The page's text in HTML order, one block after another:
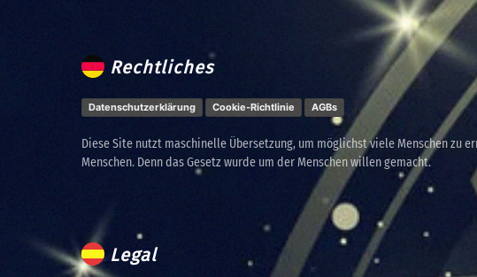
Rechtliches
Datenschutzerklärung Cookie-Richtlinie AGBs
Diese Site nutzt maschinelle Übersetzung, um möglichst viele Menschen zu
Menschen. Denn das Gesetz wurde um der Menschen willen gemacht.
Legal